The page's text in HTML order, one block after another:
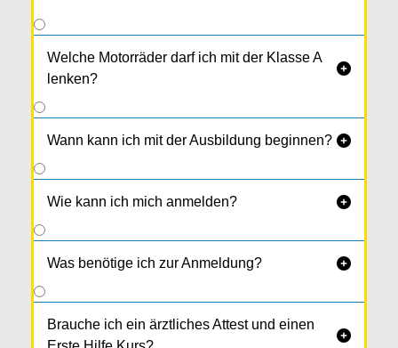
Welche Motorräder darf ich mit der Klasse A
lenken?

Wann kann ich mit der Ausbildung beginnen? 
Wie kann ich mich anmelden? 
Was benötige ich zur Anmeldung? 
Brauche ich ein ärztliches Attest und einen
